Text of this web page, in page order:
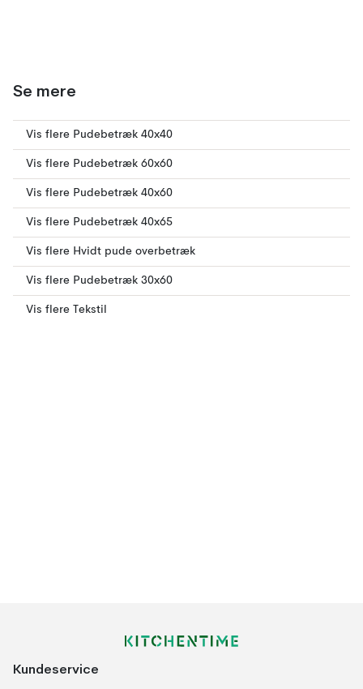
Se mere
Vis flere Pudebetræk 40x40
Vis flere Pudebetræk 60x60
Vis flere Pudebetræk 40x60
Vis flere Pudebetræk 40x65
Vis flere Hvidt pude overbetræk
Vis flere Pudebetræk 30x60
Vis flere Tekstil
Kundeservice